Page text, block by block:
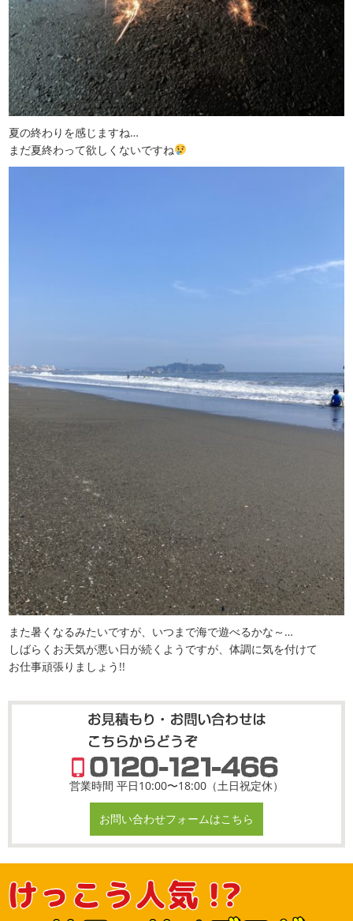
夏の終わりを感じますね…
まだ夏終わって欲しくないですね
また暑くなるみたいですが、いつまで海で遊べるかな～…
しばらくお天気が悪い日が続くようですが、体調に気を付けて
お仕事頑張りましょう!!
営業時間 平日10:00〜18:00（土日祝定休）
お問い合わせフォームはこちら